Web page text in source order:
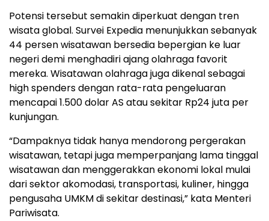
Potensi tersebut semakin diperkuat dengan tren
wisata global. Survei Expedia menunjukkan sebanyak
44 persen wisatawan bersedia bepergian ke luar
negeri demi menghadiri ajang olahraga favorit
mereka. Wisatawan olahraga juga dikenal sebagai
high spenders dengan rata-rata pengeluaran
mencapai 1.500 dolar AS atau sekitar Rp24 juta per
kunjungan.
“Dampaknya tidak hanya mendorong pergerakan
wisatawan, tetapi juga memperpanjang lama tinggal
wisatawan dan menggerakkan ekonomi lokal mulai
dari sektor akomodasi, transportasi, kuliner, hingga
pengusaha UMKM di sekitar destinasi,” kata Menteri
Pariwisata.